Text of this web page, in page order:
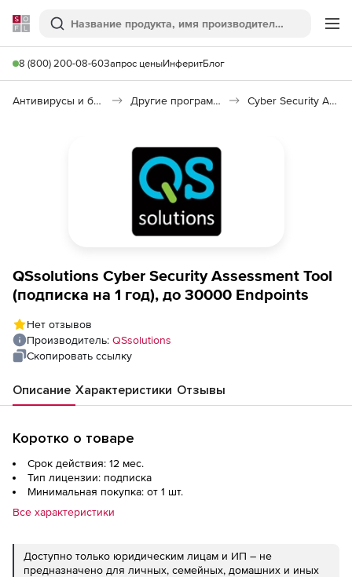
Softline
Поиск
8 (800) 200-08-60Запрос ценыИнферитБлог
Антивирусы и безопасность Другие программы Cyber Security Assessment Tool
QSsolutions Cyber Security Assessment Tool
(подписка на 1 год), до 30000 Endpoints
Нет отзывов
Производитель: QSsolutions
Скопировать ссылку
Описание Характеристики Отзывы
Коротко о товаре
Срок действия: 12 мес.
Тип лицензии: подписка
Минимальная покупка: от 1 шт.
Все характеристики
Доступно только юридическим лицам и ИП – не
предназначено для личных, семейных, домашних и иных